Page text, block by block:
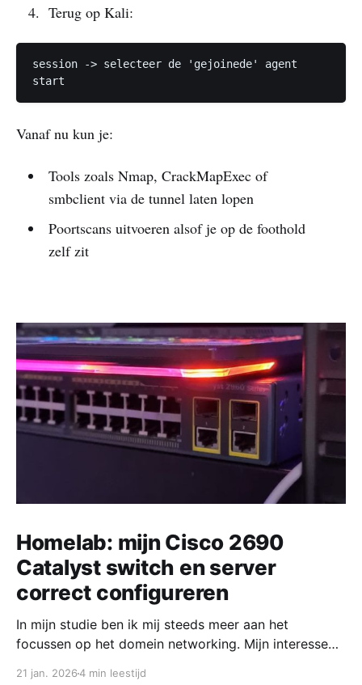
Terug op Kali:
session -> selecteer de 'gejoinede' agent
start
Vanaf nu kun je:
Tools zoals Nmap, CrackMapExec of
smbclient via de tunnel laten lopen
Poortscans uitvoeren alsof je op de foothold
zelf zit
Homelab: mijn Cisco 2690
Catalyst switch en server
correct configureren
In mijn studie ben ik mij steeds meer aan het
focussen op het domein networking. Mijn interesse
21 jan. 20264 min leestijd